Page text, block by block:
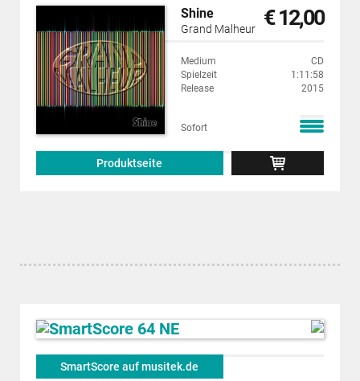
Shine
Grand Malheur € 12,00
Medium
CD
Spielzeit
1:11:58
Release
2015
Sofort
Produktseite
SmartScore auf musitek.de